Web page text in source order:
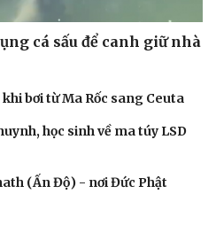
cá sấu để canh giữ nhà
bơi từ Ma Rốc sang Ceuta
học sinh về ma túy LSD
(Ấn Độ) - nơi Đức Phật